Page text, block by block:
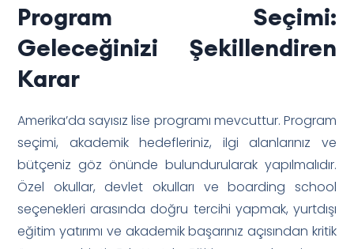
Program Seçimi:
Geleceğinizi Şekillendiren
Karar
Amerika’da sayısız lise programı mevcuttur. Program
seçimi, akademik hedefleriniz, ilgi alanlarınız ve
bütçeniz göz önünde bulundurularak yapılmalıdır.
Özel okullar, devlet okulları ve boarding school
seçenekleri arasında doğru tercihi yapmak, yurtdışı
eğitim yatırımı ve akademik başarınız açısından kritik